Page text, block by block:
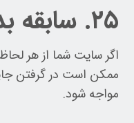
۲۵. سابقه بد دامین
اگر سایت شما از هر
ممکن است در گرفتن
مواجه شود.